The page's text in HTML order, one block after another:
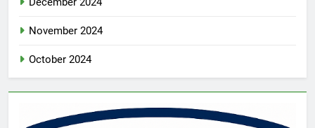
November 2024
October 2024